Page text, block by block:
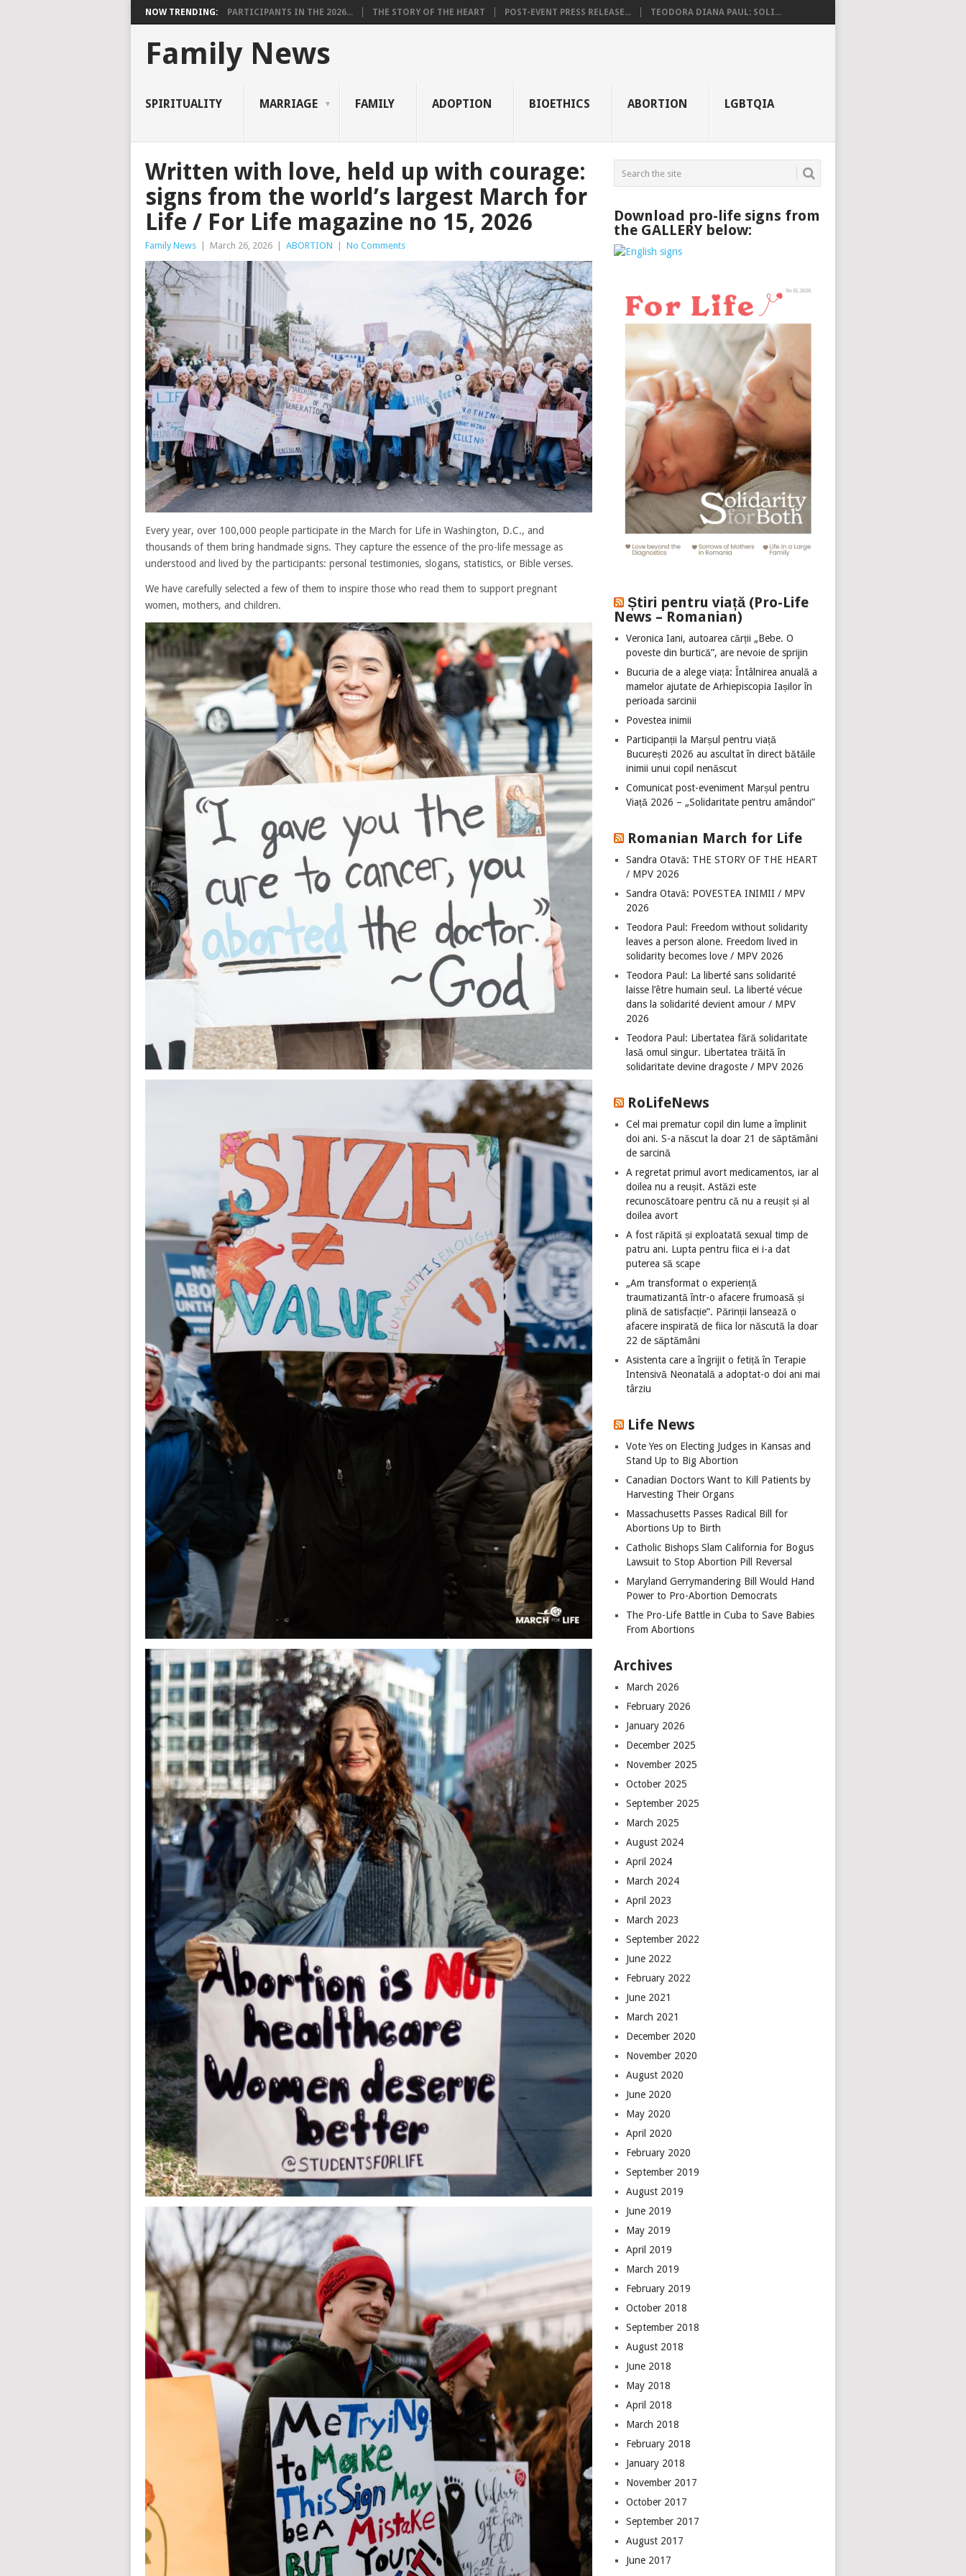
NOW TRENDING: PARTICIPANTS IN THE 2026... THE STORY OF THE HEART POST-EVENT PRESS RELEASE... TEODORA DIANA PAUL: SOLI...
Family News
SPIRITUALITY MARRIAGE FAMILY ADOPTION BIOETHICS ABORTION LGBTQIA
Written with love, held up with courage:
signs from the world’s largest March for
Life / For Life magazine no 15, 2026
Family News March 26, 2026 ABORTION No Comments
Every year, over 100,000 people participate in the March for Life in Washington, D.C., and
thousands of them bring handmade signs. They capture the essence of the pro-life message as
understood and lived by the participants: personal testimonies, slogans, statistics, or Bible verses.
We have carefully selected a few of them to inspire those who read them to support pregnant
women, mothers, and children.
Download pro-life signs from
the GALLERY below:
Știri pentru viață (Pro-Life
News – Romanian)
Veronica Iani, autoarea cărții „Bebe. O
poveste din burtică”, are nevoie de sprijin
Bucuria de a alege viața: Întâlnirea anuală a
mamelor ajutate de Arhiepiscopia Iașilor în
perioada sarcinii
Povestea inimii
Participanții la Marșul pentru viață
București 2026 au ascultat în direct bătăile
inimii unui copil nenăscut
Comunicat post-eveniment Marșul pentru
Viață 2026 – „Solidaritate pentru amândoi”
Romanian March for Life
Sandra Otavă: THE STORY OF THE HEART
/ MPV 2026
Sandra Otavă: POVESTEA INIMII / MPV
2026
Teodora Paul: Freedom without solidarity
leaves a person alone. Freedom lived in
solidarity becomes love / MPV 2026
Teodora Paul: La liberté sans solidarité
laisse l’être humain seul. La liberté vécue
dans la solidarité devient amour / MPV
2026
Teodora Paul: Libertatea fără solidaritate
lasă omul singur. Libertatea trăită în
solidaritate devine dragoste / MPV 2026
RoLifeNews
Cel mai prematur copil din lume a împlinit
doi ani. S-a născut la doar 21 de săptămâni
de sarcină
A regretat primul avort medicamentos, iar al
doilea nu a reușit. Astăzi este
recunoscătoare pentru că nu a reușit și al
doilea avort
A fost răpită și exploatată sexual timp de
patru ani. Lupta pentru fiica ei i-a dat
puterea să scape
„Am transformat o experiență
traumatizantă într-o afacere frumoasă și
plină de satisfacție”. Părinții lansează o
afacere inspirată de fiica lor născută la doar
22 de săptămâni
Asistenta care a îngrijit o fetiță în Terapie
Intensivă Neonatală a adoptat-o doi ani mai
târziu
Life News
Vote Yes on Electing Judges in Kansas and
Stand Up to Big Abortion
Canadian Doctors Want to Kill Patients by
Harvesting Their Organs
Massachusetts Passes Radical Bill for
Abortions Up to Birth
Catholic Bishops Slam California for Bogus
Lawsuit to Stop Abortion Pill Reversal
Maryland Gerrymandering Bill Would Hand
Power to Pro-Abortion Democrats
The Pro-Life Battle in Cuba to Save Babies
From Abortions
Archives
March 2026
February 2026
January 2026
December 2025
November 2025
October 2025
September 2025
March 2025
August 2024
April 2024
March 2024
April 2023
March 2023
September 2022
June 2022
February 2022
June 2021
March 2021
December 2020
November 2020
August 2020
June 2020
May 2020
April 2020
February 2020
September 2019
August 2019
June 2019
May 2019
April 2019
March 2019
February 2019
October 2018
September 2018
August 2018
June 2018
May 2018
April 2018
March 2018
February 2018
January 2018
November 2017
October 2017
September 2017
August 2017
June 2017